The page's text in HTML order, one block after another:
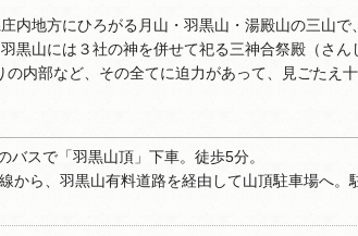
内地方にひろがる月山・羽黒山・湯殿山の三山
黒山には３社の神を併せて祀る三神合祭殿（さん
内部など、その全てに迫力があって、見ごたえ十
バスで「羽黒山頂」下車。徒歩5分。
から、羽黒山有料道路を経由して山頂駐車場へ。